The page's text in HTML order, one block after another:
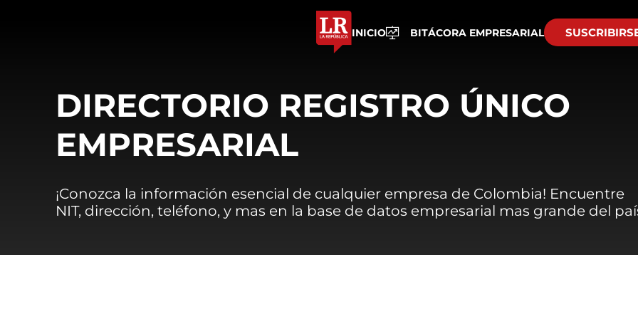
INICIO BITÁCORA EMPRESARIAL
DIRECTORIO REGISTRO ÚNICO
EMPRESARIAL
¡Conozca la información esencial de cualquier empresa de Colombia! Encuentre
NIT, dirección, teléfono, y mas en la base de datos empresarial mas grande del